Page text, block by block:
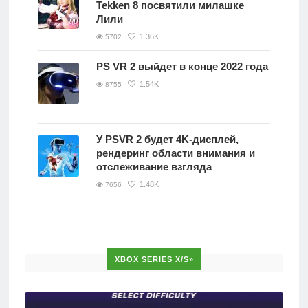
Tekken 8 посвятили милашке
Лили
5702 1.36K
PS VR 2 выйдет в конце 2022 года
8755 1.54K
У PSVR 2 будет 4K-дисплей,
рендеринг области внимания и
отслеживание взгляда
7656 1.48K
XBOX SERIES X/S»